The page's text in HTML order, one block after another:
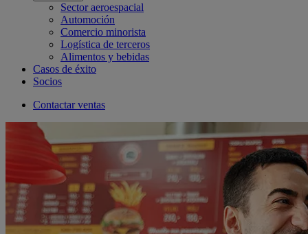
Sector aeroespacial
Automoción
Comercio minorista
Logística de terceros
Alimentos y bebidas
Casos de éxito
Socios
Contactar ventas